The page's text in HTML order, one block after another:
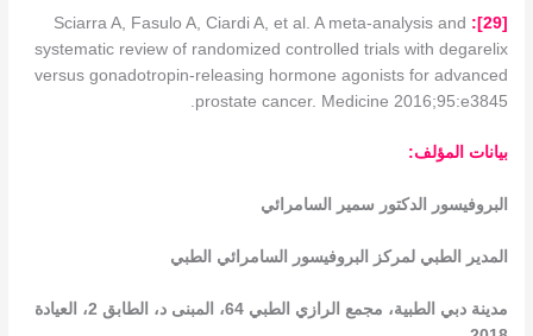
[
29
]:
Sciarra A, Fasulo A, Ciardi A, et al. A meta-analysis and
systematic review of randomized controlled trials with degarelix
versus gonadotropin-releasing hormone agonists for advanced
prostate cancer. Medicine 2016;95:e3845.
بيانات المؤلف:
البروفيسور الدكتور سمير السامرائي
المدير الطبي لمركز البروفيسور السامرائي الطبي
مدينة دبي الطبية، مجمع الرازي الطبي 64، المبنى د، الطابق 2، العيادة